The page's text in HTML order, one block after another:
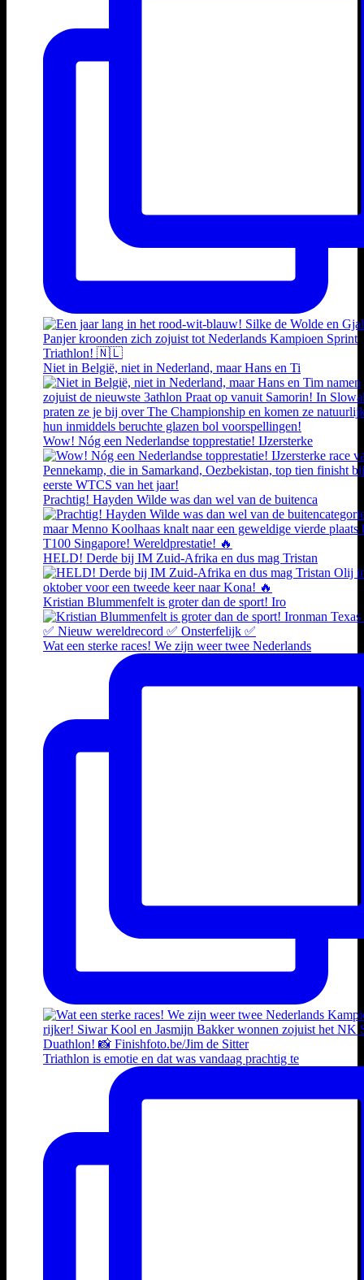
Niet in België, niet in Nederland, maar Hans en Ti
Wow! Nóg een Nederlandse topprestatie! IJzersterke
Prachtig! Hayden Wilde was dan wel van de buitenca
HELD! Derde bij IM Zuid-Afrika en dus mag Tristan
Kristian Blummenfelt is groter dan de sport! Iro
Wat een sterke races! We zijn weer twee Nederlands
Triathlon is emotie en dat was vandaag prachtig te